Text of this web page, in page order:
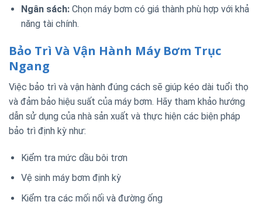
Ngân sách:Chọn máy bơm có giá thành phù hợp với khả
năng tài chính.
Bảo Trì Và Vận Hành Máy Bơm Trục
Ngang
Việc bảo trì và vận hành đúng cách sẽ giúp kéo dài tuổi thọ
và đảm bảo hiệu suất của máy bơm. Hãy tham khảo hướng
dẫn sử dụng của nhà sản xuất và thực hiện các biện pháp
bảo trì định kỳ như:
Kiểm tra mức dầu bôi trơn
Vệ sinh máy bơm định kỳ
Kiểm tra các mối nối và đường ống